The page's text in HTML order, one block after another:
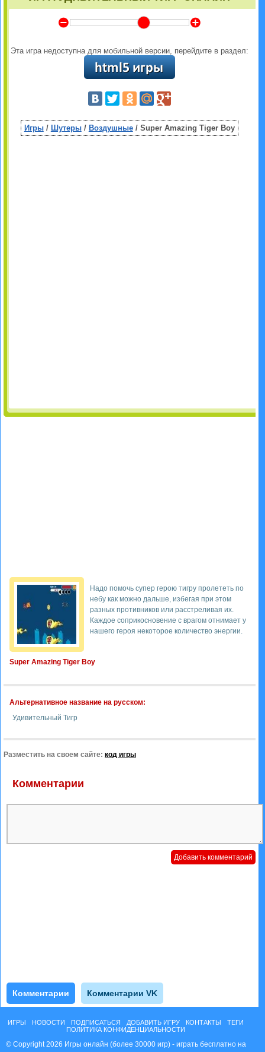
Y Z
Эта игра недоступна для мобильной версии, перейдите в раздел:
Игры/ Шутеры/ Воздушные/ Super Amazing Tiger Boy
Super Amazing Tiger Boy
Надо помочь супер герою тигру пролететь по
небу как можно дальше, избегая при этом
разных противников или расстреливая их.
Каждое соприкосновение с врагом отнимает у
нашего героя некоторое количество энергии.
Альтернативное название на русском:
Удивительный Тигр
Разместить на своем сайте: код игры
Комментарии
Комментарии Комментарии VK
ИГРЫ НОВОСТИ ПОДПИСАТЬСЯ ДОБАВИТЬ ИГРУ КОНТАКТЫ
ТЕГИ
ПОЛИТИКА КОНФИДЕНЦИАЛЬНОСТИ
© Copyright 2026 Игры онлайн (более 30000 игр) - играть бесплатно на